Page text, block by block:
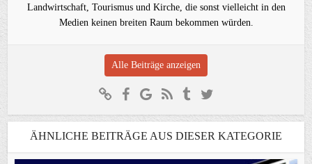
Landwirtschaft, Tourismus und Kirche, die sonst vielleicht in den
Medien keinen breiten Raum bekommen würden.
Alle Beiträge anzeigen
ÄHNLICHE BEITRÄGE AUS DIESER KATEGORIE